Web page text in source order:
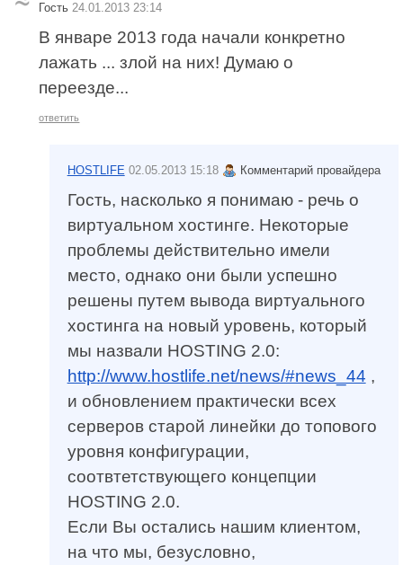
Гость 24.01.2013 23:14
В январе 2013 года начали конкретно
лажать ... злой на них! Думаю о
переезде...
ответить
HOSTLIFE 02.05.2013 15:18 Комментарий провайдера
Гость, насколько я понимаю - речь о
виртуальном хостинге. Некоторые
проблемы действительно имели
место, однако они были успешно
решены путем вывода виртуального
хостинга на новый уровень, который
мы назвали HOSTING 2.0:
http://www.hostlife.net/news/#news_44 ,
и обновлением практически всех
серверов старой линейки до топового
уровня конфигурации,
соотвтетствующего концепции
HOSTING 2.0.
Если Вы остались нашим клиентом,
на что мы, безусловно,